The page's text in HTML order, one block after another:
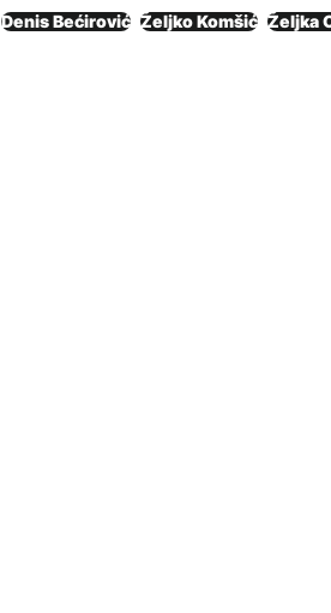
Denis Bećirović Željko Komšić Željka